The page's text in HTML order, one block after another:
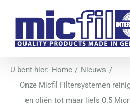
inhoud
U bent hier: Home
Nieuws
Onze Micfil Filtersystemen
en oliën tot maar liefs 0.5